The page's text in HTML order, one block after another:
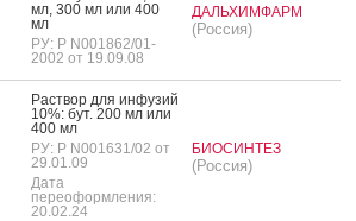
мл, 300 мл или 400
мл
РУ: Р N001862/01-
2002 от 19.09.08
ДАЛЬХИМФАРМ
(Россия)
Рас­твор для ин­фу­зий
10%: бут. 200 мл или
400 мл
РУ: Р N001631/02 от
29.01.09
Дата
переоформления:
20.02.24
БИОСИНТЕЗ
(Россия)